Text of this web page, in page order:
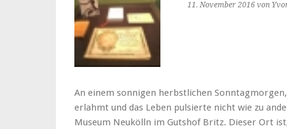
11. November 2016 von
An einem sonnigen herbstlichen
erlahmt und das Leben pulsierte nicht wie zu
Museum Neukölln im Gutshof Britz. Dieser Ort